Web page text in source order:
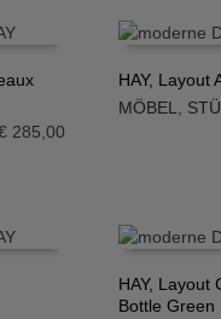
285,00
IN DEN
HAY, Layout
MÖBEL
HAY, Layout
Bottle Green